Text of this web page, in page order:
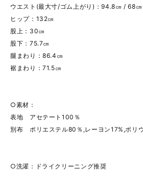
ウエスト(最大寸/ゴム上がり)：94.8㎝ / 68㎝
ヒップ：132㎝
股上：30㎝
股下：75.7㎝
腿まわり：86.4㎝
裾まわり：71.5㎝
○素材：
表地 アセテート100％
別布 ポリエステル80％,レーヨン17%,ポリ
○洗濯：ドライクリーニング推奨